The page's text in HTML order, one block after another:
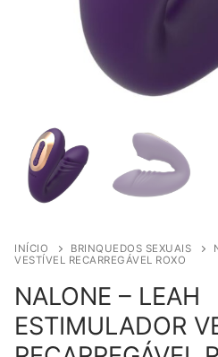
INÍCIO BRINQUEDOS SEXUAIS
VESTÍVEL RECARREGÁVEL ROXO
NALONE – LEAH
ESTIMULADOR